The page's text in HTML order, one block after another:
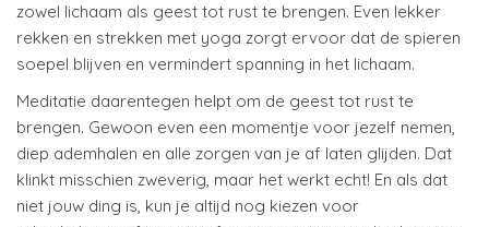
zowel lichaam als geest tot rust te brengen. Even lekker
rekken en strekken met yoga zorgt ervoor dat de spieren
soepel blijven en vermindert spanning in het lichaam.
Meditatie daarentegen helpt om de geest tot rust te
brengen. Gewoon even een momentje voor jezelf nemen,
diep ademhalen en alle zorgen van je af laten glijden. Dat
klinkt misschien zweverig, maar het werkt echt! En als dat
niet jouw ding is, kun je altijd nog kiezen voor